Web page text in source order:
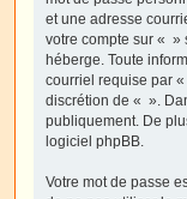
et une adresse
votre compte sur « »
héberge. Toute
courriel requise par
discrétion de « ».
publiquement. De
logiciel phpBB.
Votre mot de passe